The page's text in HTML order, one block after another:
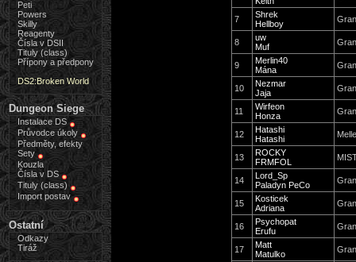
Peti
Powers
Skilly
Reagenty
Čísla v DSII
Tituly (class)
Přípony a předpony
DS2:Broken World
Dungeon Siege
Instalace DS
Průvodce úkoly
Předměty, efekty
Sety
Kouzla
Čísla v DS
Tituly (class)
Import postav
Ostatní
Odkazy
Tiráž
7
Shrek
Hellboy
8
uw
Muf
9
Merlin40
Mána
10
Nezmar
Jaja
11
Wirfeon
Honza
12
Hatashi
Hatashi
13
ROCKY
FRMFOL
14
Lord_Sp
Paladyn PeCo
15
Kosticek
Adriana
16
Psychopat
Erufu
17
Matt
Matulko